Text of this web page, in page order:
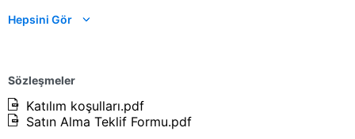
bulunmaktadır. Yerler ve merdivenler mermer
gayrimenkulde doğalgaz bağlantısı mevcuttur.
Konu mülk ana gayrimenkulde 2. katta yer alan 3
Hepsini Gör
Sözleşmeler
Katılım koşulları.pdf
Satın Alma Teklif Formu.pdf